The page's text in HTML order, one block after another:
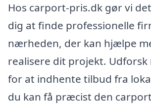
Hos carport-pris.dk gør vi
dig at finde professionelle
nærheden, der kan hjælpe
realisere dit projekt. Udforsk
for at indhente tilbud fra
du kan få præcist den